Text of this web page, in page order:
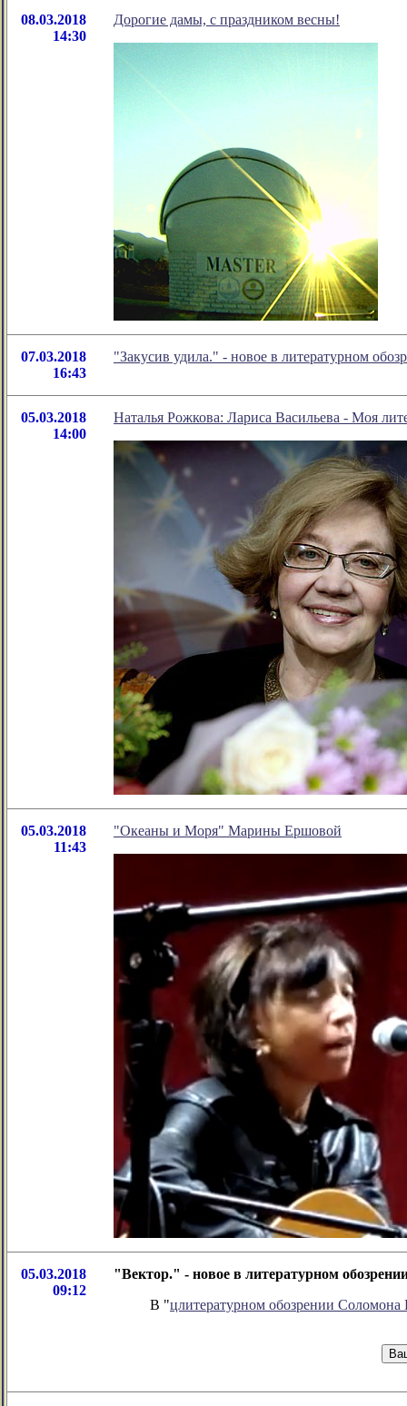
08.03.2018
14:30
Дорогие дамы, с праздником весны!
07.03.2018
16:43
"Закусив удила." - новое в литературном
05.03.2018
14:00
Наталья Рожкова: Лариса Васильева - Моя
05.03.2018
11:43
"Океаны и Моря" Марины Ершовой
05.03.2018
09:12
"Вектор." - новое в литературном
В "цлитературном обозрении